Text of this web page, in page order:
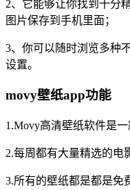
2、它能够让你找到十分
图片保存到手机里面；
3、你可以随时浏览多种
设置。
movy壁纸app功能
1.Movy高清壁纸软件是
2.每周都有大量精选的电
3.所有的壁纸都是都是免